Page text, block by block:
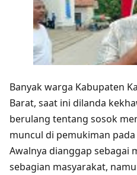
Banyak warga Kabupaten
Barat, saat ini dilanda
berulang tentang sosok
muncul di pemukiman
Awalnya dianggap sebagai
sebagian masyarakat,